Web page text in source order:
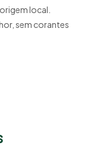
local.
sem corantes